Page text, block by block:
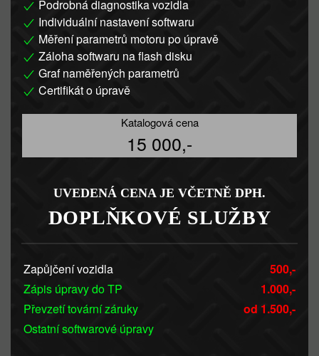
Podrobná diagnostika vozidla
Individuální nastavení softwaru
Měření parametrů motoru po úpravě
Záloha softwaru na flash disku
Graf naměřených parametrů
Certifikát o úpravě
Katalogová cena
15 000,-
UVEDENÁ CENA JE VČETNĚ DPH.
DOPLŇKOVÉ SLUŽBY
Zapůjčení vozidla
500,-
Zápis úpravy do TP
1.000,-
Převzetí tovární záruky
od 1.500,-
Ostatní softwarové úpravy